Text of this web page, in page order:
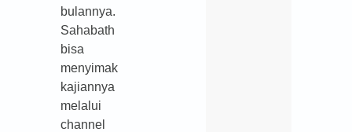
bulannya.
Sahabath
bisa
menyimak
kajiannya
melalui
channel